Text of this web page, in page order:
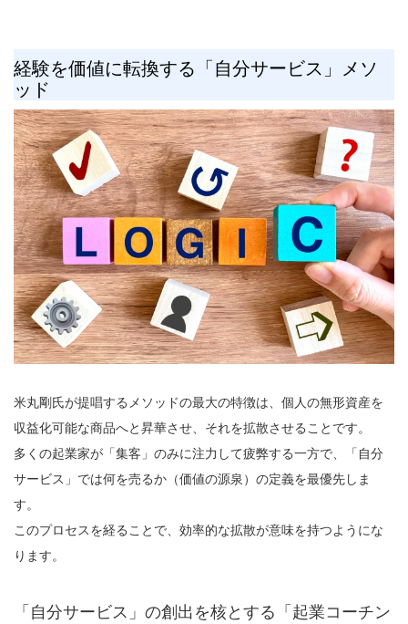
経験を価値に転換する「自分サービス」メソ
ッド
米丸剛氏が提唱するメソッドの最大の特徴は、個人の無形資産を
収益化可能な商品へと昇華させ、それを拡散させることです。
多くの起業家が「集客」のみに注力して疲弊する一方で、「自分
サービス」では何を売るか（価値の源泉）の定義を最優先しま
す。
このプロセスを経ることで、効率的な拡散が意味を持つようにな
ります。
「自分サービス」の創出を核とする「起業コーチン